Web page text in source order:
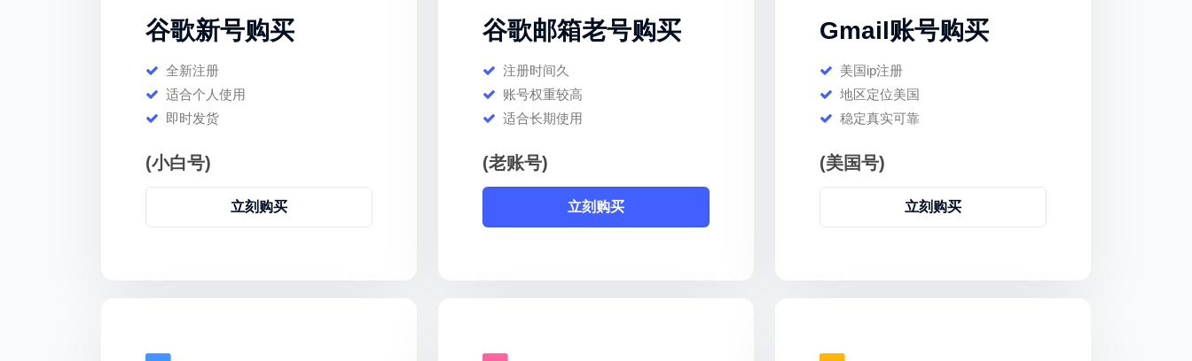
谷歌新号购买
全新注册
适合个人使用
即时发货
(小白号)
立刻购买
谷歌邮箱老号购买
注册时间久
账号权重较高
适合长期使用
(老账号)
立刻购买
Gmail账号购买
美国ip注册
地区定位美国
稳定真实可靠
(美国号)
立刻购买